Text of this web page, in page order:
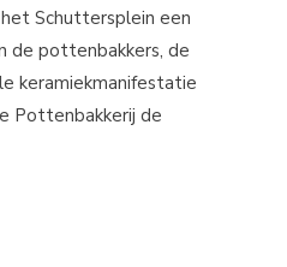
Schuttersplein een
de pottenbakkers, de
keramiekmanifestatie
Pottenbakkerij de